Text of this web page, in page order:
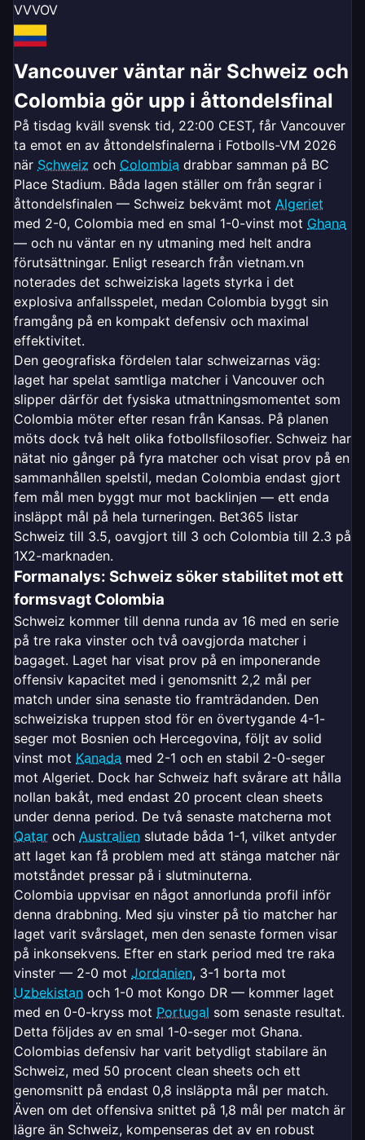
VVVOV
Vancouver väntar när Schweiz och
Colombia gör upp i åttondelsfinal
På tisdag kväll svensk tid, 22:00 CEST, får Vancouver
ta emot en av åttondelsfinalerna i Fotbolls-VM 2026
när Schweiz och Colombia drabbar samman på BC
Place Stadium. Båda lagen ställer om från segrar i
åttondelsfinalen — Schweiz bekvämt mot Algeriet
med 2-0, Colombia med en smal 1-0-vinst mot Ghana
— och nu väntar en ny utmaning med helt andra
förutsättningar. Enligt research från vietnam.vn
noterades det schweiziska lagets styrka i det
explosiva anfallsspelet, medan Colombia byggt sin
framgång på en kompakt defensiv och maximal
effektivitet.
Den geografiska fördelen talar schweizarnas väg:
laget har spelat samtliga matcher i Vancouver och
slipper därför det fysiska utmattningsmomentet som
Colombia möter efter resan från Kansas. På planen
möts dock två helt olika fotbollsfilosofier. Schweiz har
nätat nio gånger på fyra matcher och visat prov på en
sammanhållen spelstil, medan Colombia endast gjort
fem mål men byggt mur mot backlinjen — ett enda
insläppt mål på hela turneringen. Bet365 listar
Schweiz till 3.5, oavgjort till 3 och Colombia till 2.3 på
1X2-marknaden.
Formanalys: Schweiz söker stabilitet mot ett
formsvagt Colombia
Schweiz kommer till denna runda av 16 med en serie
på tre raka vinster och två oavgjorda matcher i
bagaget. Laget har visat prov på en imponerande
offensiv kapacitet med i genomsnitt 2,2 mål per
match under sina senaste tio framträdanden. Den
schweiziska truppen stod för en övertygande 4-1-
seger mot Bosnien och Hercegovina, följt av solid
vinst mot Kanada med 2-1 och en stabil 2-0-seger
mot Algeriet. Dock har Schweiz haft svårare att hålla
nollan bakåt, med endast 20 procent clean sheets
under denna period. De två senaste matcherna mot
Qatar och Australien slutade båda 1-1, vilket antyder
att laget kan få problem med att stänga matcher när
motståndet pressar på i slutminuterna.
Colombia uppvisar en något annorlunda profil inför
denna drabbning. Med sju vinster på tio matcher har
laget varit svårslaget, men den senaste formen visar
på inkonsekvens. Efter en stark period med tre raka
vinster — 2-0 mot Jordanien, 3-1 borta mot
Uzbekistan och 1-0 mot Kongo DR — kommer laget
med en 0-0-kryss mot Portugal som senaste resultat.
Detta följdes av en smal 1-0-seger mot Ghana.
Colombias defensiv har varit betydligt stabilare än
Schweiz, med 50 procent clean sheets och ett
genomsnitt på endast 0,8 insläppta mål per match.
Även om det offensiva snittet på 1,8 mål per match är
lägre än Schweiz, kompenseras det av en robust